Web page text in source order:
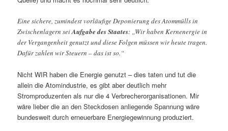
Eine sichere, zumindest vorläufige Deponierung des Atommülls in
Zwischenlagern seiAufgabe des Staates: „Wir haben Kernenergie in
der Vergangenheit genutzt und diese Folgen müssen wir heute tragen.
Dafür zahlen wir Steuern – das ist so.“
Nicht WIR haben die Energie genutzt – dies taten und tut die
allein die Atomindustrie, es gibt aber deutlich mehr
Stromproduzenten als nur die 4 Verbrecherorganisationen. Mir
wäre lieber die an den Steckdosen anliegende Spannung wäre
bundesweit durch erneuerbare Energiegewinnung produziert.